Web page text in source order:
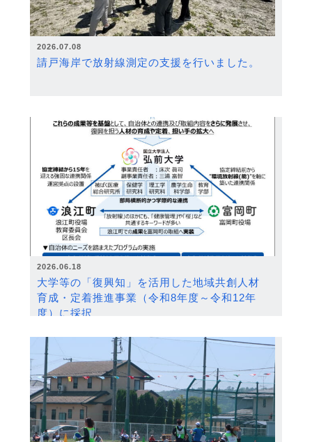
2026.07.08
請戸海岸で放射線測定の支援を行いました。
2026.06.18
大学等の「復興知」を活用した地域共創人材
育成・定着推進事業（令和8年度～令和12年
度）に採択